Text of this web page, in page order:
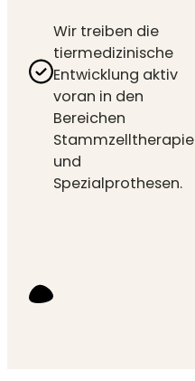
Wir treiben die
tiermedizinische
Entwicklung aktiv
voran in den
Bereichen
Stammzelltherapie
und
Spezialprothesen.